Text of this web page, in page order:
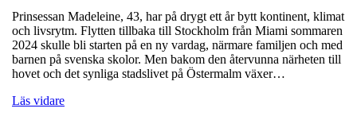
Prinsessan Madeleine, 43, har på drygt ett år bytt kontinent, klimat
och livsrytm. Flytten tillbaka till Stockholm från Miami sommaren
2024 skulle bli starten på en ny vardag, närmare familjen och med
barnen på svenska skolor. Men bakom den återvunna närheten till
hovet och det synliga stadslivet på Östermalm växer…
Läs vidare